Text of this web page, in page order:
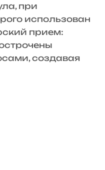
при
использован
прием:
создавая